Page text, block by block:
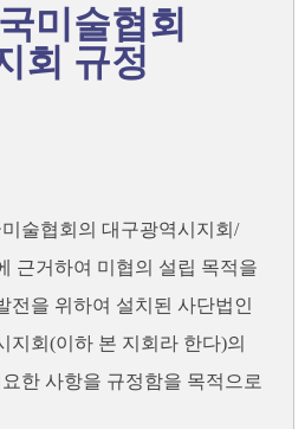
미술협회
회 규정
술협회의 대구광역시지회/
근거하여 미협의 설립 목적을
전을 위하여 설치된 사단법인
지회(이하 본 지회라 한다)의
한 사항을 규정함을 목적으로